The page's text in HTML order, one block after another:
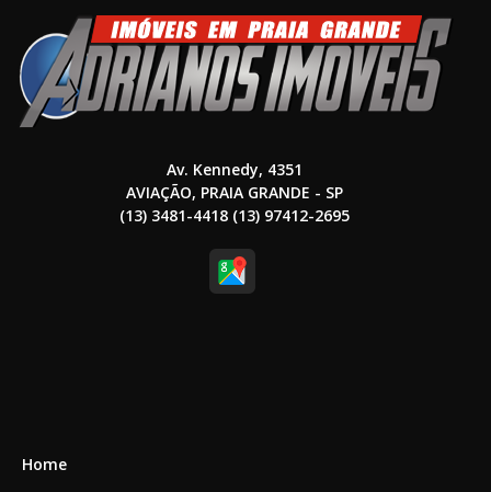
Av. Kennedy, 4351
AVIAÇÃO, PRAIA GRANDE - SP
(13) 3481-4418 (13) 97412-2695
Home